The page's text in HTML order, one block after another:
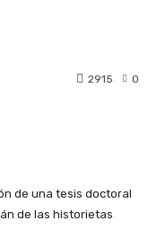
0
2915
de una tesis doctoral
de las historietas